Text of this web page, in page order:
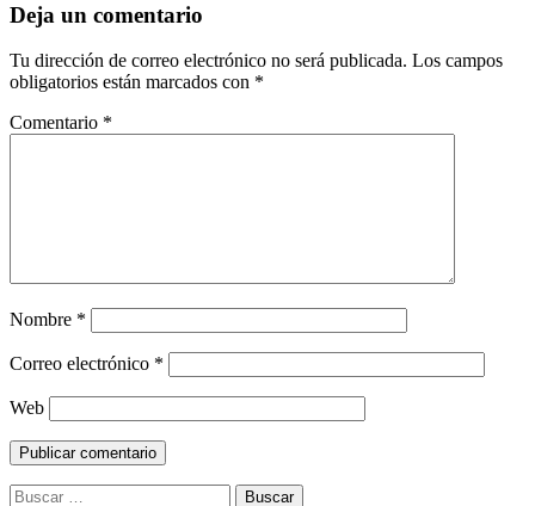
Deja un comentario
Tu dirección de correo electrónico no será publicada. Los campos
obligatorios están marcados con *
Comentario *
Nombre *
Correo electrónico *
Web
Buscar: